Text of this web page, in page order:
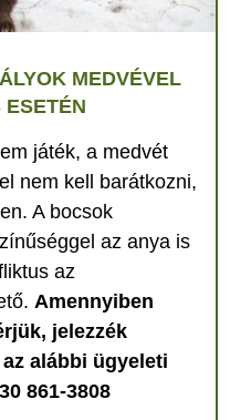
MEDVÉVEL
játék, a medvét
nem kell barátkozni,
A bocsok
az anya is
az
Amennyiben
jelezzék
alábbi ügyeleti
861-3808